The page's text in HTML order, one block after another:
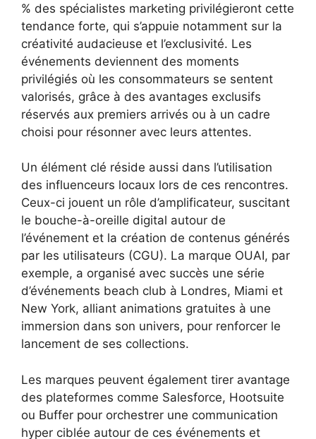
% des spécialistes marketing privilégieront cette
tendance forte, qui s’appuie notamment sur la
créativité audacieuse et l’exclusivité. Les
événements deviennent des moments
privilégiés où les consommateurs se sentent
valorisés, grâce à des avantages exclusifs
réservés aux premiers arrivés ou à un cadre
choisi pour résonner avec leurs attentes.
Un élément clé réside aussi dans l’utilisation
des influenceurs locaux lors de ces rencontres.
Ceux-ci jouent un rôle d’amplificateur, suscitant
le bouche-à-oreille digital autour de
l’événement et la création de contenus générés
par les utilisateurs (CGU). La marque OUAI, par
exemple, a organisé avec succès une série
d’événements beach club à Londres, Miami et
New York, alliant animations gratuites à une
immersion dans son univers, pour renforcer le
lancement de ses collections.
Les marques peuvent également tirer avantage
des plateformes comme Salesforce, Hootsuite
ou Buffer pour orchestrer une communication
hyper ciblée autour de ces événements et